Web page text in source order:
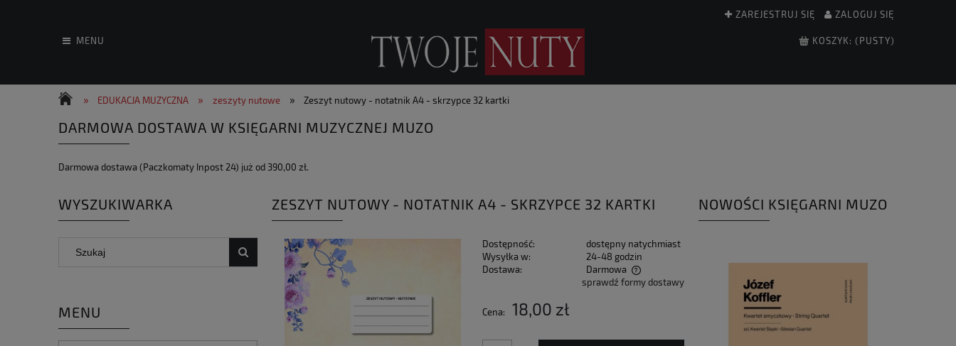
ZAREJESTRUJ SIĘ ZALOGUJ SIĘ
MENU KOSZYK: (PUSTY)
» EDUKACJA MUZYCZNA » zeszyty nutowe » Zeszyt nutowy - notatnik A4 - skrzypce 32 kartki
DARMOWA DOSTAWA W KSIĘGARNI MUZYCZNEJ MUZO
Darmowa dostawa (Paczkomaty Inpost 24) już od 390,00 zł.
WYSZUKIWARKA
MENU
ZESZYT NUTOWY - NOTATNIK A4 - SKRZYPCE 32 KARTKI
Dostępność:
dostępny natychmiast
Wysyłka w:
24-48 godzin
Dostawa:
Darmowa
płatności
sprawdź formy dostawy
Cena: 18,00 zł
NOWOŚCI KSIĘGARNI MUZO